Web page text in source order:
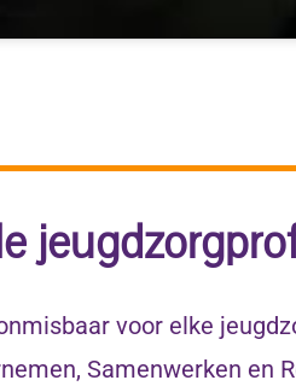
voor elke
Samenwerken en